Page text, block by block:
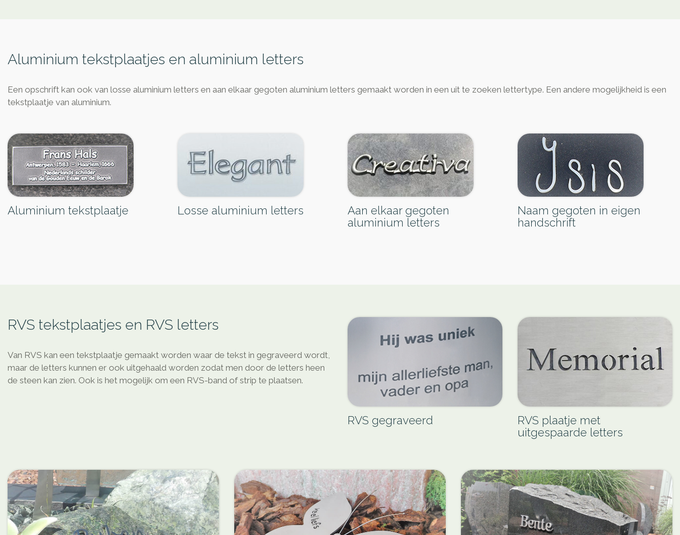
Aluminium tekstplaatjes en aluminium letters
Een opschrift kan ook van losse aluminium letters en aan elkaar gegoten aluminium letters gemaakt worden in een uit te zoeken lettertype. Een andere mogelijkheid is een
tekstplaatje van aluminium.
Aluminium tekstplaatje Losse aluminium letters
Aan elkaar gegoten
aluminium letters
Naam gegoten in eigen
handschrift
RVS tekstplaatjes en RVS letters
Van RVS kan een tekstplaatje gemaakt worden waar de tekst in gegraveerd wordt,
maar de letters kunnen er ook uitgehaald worden zodat men door de letters heen
de steen kan zien. Ook is het mogelijk om een RVS-band of strip te plaatsen.
RVS gegraveerd
RVS plaatje met
uitgespaarde letters